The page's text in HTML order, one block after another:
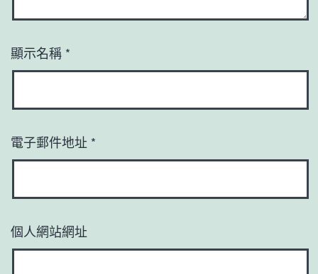
顯示名稱 *
電子郵件地址 *
個人網站網址